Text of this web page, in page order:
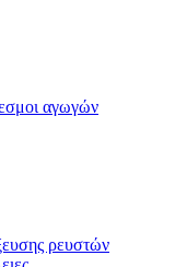
αγωγών
ρευστών